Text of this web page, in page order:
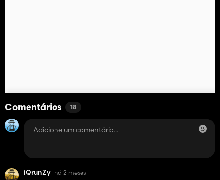
Comentários 18
iQrunZy há 2 meses